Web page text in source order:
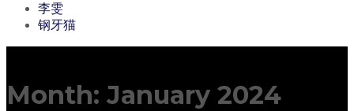
李雯
钢牙猫
Month: January 2024